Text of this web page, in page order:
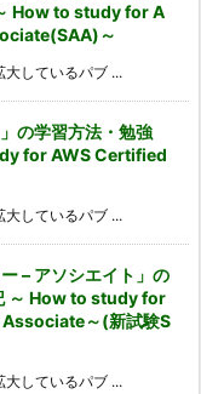
How to study for A
～
しているパブ ...
の学習方法・勉強
for AWS Certified
しているパブ ...
– アソシエイト」の
～ How to study for
～(新試験S
しているパブ ...